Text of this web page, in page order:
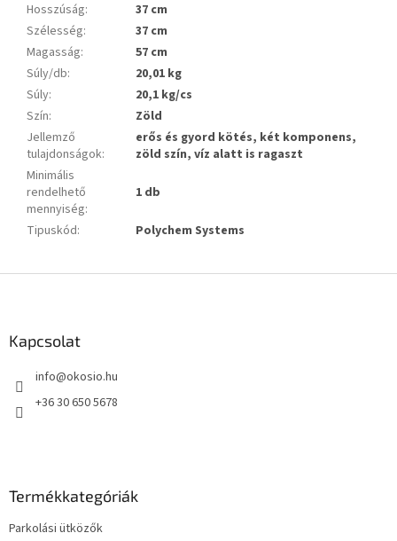
Hosszúság:
37 cm
Szélesség:
37 cm
Magasság:
57 cm
Súly/db:
20,01 kg
Súly:
20,1 kg/cs
Szín:
Zöld
Jellemző
tulajdonságok:
erős és gyord kötés, két komponens,
zöld szín, víz alatt is ragaszt
Minimális
rendelhető
mennyiség:
1 db
Tipuskód: Polychem Systems
Kapcsolat
info@okosio.hu
+36 30 650 5678
Termékkategóriák
Parkolási ütközők